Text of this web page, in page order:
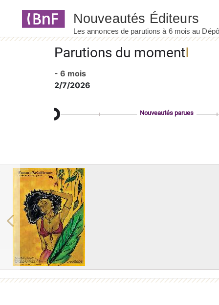
Parutions du moment
- 6 mois
2/7/2026
Nouveautés parues
Previous